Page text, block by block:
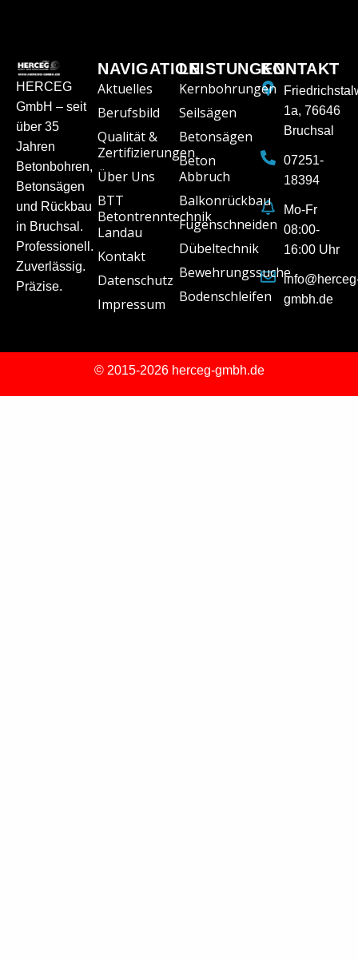
HERCEG
GmbH – seit
über 35
Jahren
Betonbohren,
Betonsägen
und Rückbau
in Bruchsal.
Professionell.
Zuverlässig.
Präzise.
NAVIGATION
Aktuelles
Berufsbild
Qualität &
Zertifizierungen
Über Uns
BTT
Betontrenntechnik
Landau
Kontakt
Datenschutz
Impressum
LEISTUNGEN
Kernbohrungen
Seilsägen
Betonsägen
Beton
Abbruch
Balkonrückbau
Fugenschneiden
Dübeltechnik
Bewehrungssuche
Bodenschleifen
KONTAKT
1a, 76646
Bruchsal
07251-
18394
Mo-Fr
08:00-
16:00 Uhr
gmbh.de
© 2015-2026 herceg-gmbh.de